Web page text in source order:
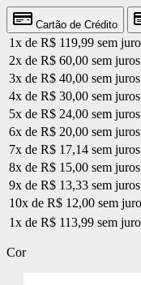
Cartão de Crédito
1x de R$ 119,99 sem
2x de R$ 60,00 sem juros
3x de R$ 40,00 sem juros
4x de R$ 30,00 sem juros
5x de R$ 24,00 sem juros
6x de R$ 20,00 sem juros
7x de R$ 17,14 sem juros
8x de R$ 15,00 sem juros
9x de R$ 13,33 sem juros
10x de R$ 12,00 sem
1x de R$ 113,99 sem
Cor